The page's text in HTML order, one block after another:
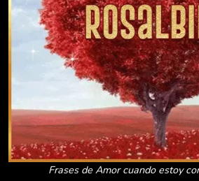
Frases de Amor cuando estoy